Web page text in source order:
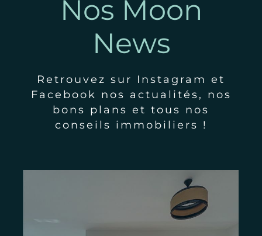
Nos Moon
News
Retrouvez sur Instagram et
Facebook nos actualités, nos
bons plans et tous nos
conseils immobiliers !